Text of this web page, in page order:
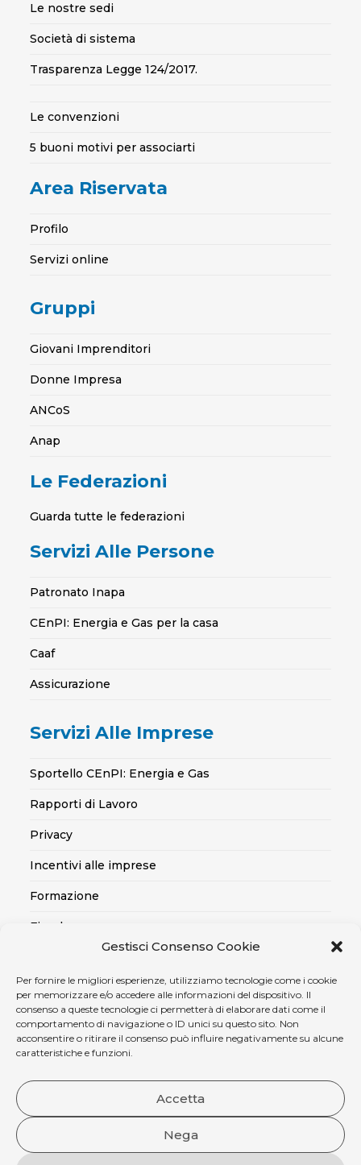
Gestisci Consenso Cookie
Per fornire le migliori esperienze, utilizziamo tecnologie come i cookie
per memorizzare e/o accedere alle informazioni del dispositivo. Il
consenso a queste tecnologie ci permetterà di elaborare dati come il
comportamento di navigazione o ID unici su questo sito. Non
acconsentire o ritirare il consenso può influire negativamente su alcune
caratteristiche e funzioni.
Accetta
Nega
Le nostre sedi
Società di sistema
Trasparenza Legge 124/2017.
Le convenzioni
5 buoni motivi per associarti
Area Riservata
Profilo
Servizi online
Gruppi
Giovani Imprenditori
Donne Impresa
ANCoS
Anap
Le Federazioni
Guarda tutte le federazioni
Servizi Alle Persone
Patronato Inapa
CEnPI: Energia e Gas per la casa
Caaf
Assicurazione
Servizi Alle Imprese
Sportello CEnPI: Energia e Gas
Rapporti di Lavoro
Privacy
Incentivi alle imprese
Formazione
Fiscale
Credito alle imprese
Certificazioni SOA, Qualità..
Assicurativo
Ambiente, sicurezza e medicina del lavoro